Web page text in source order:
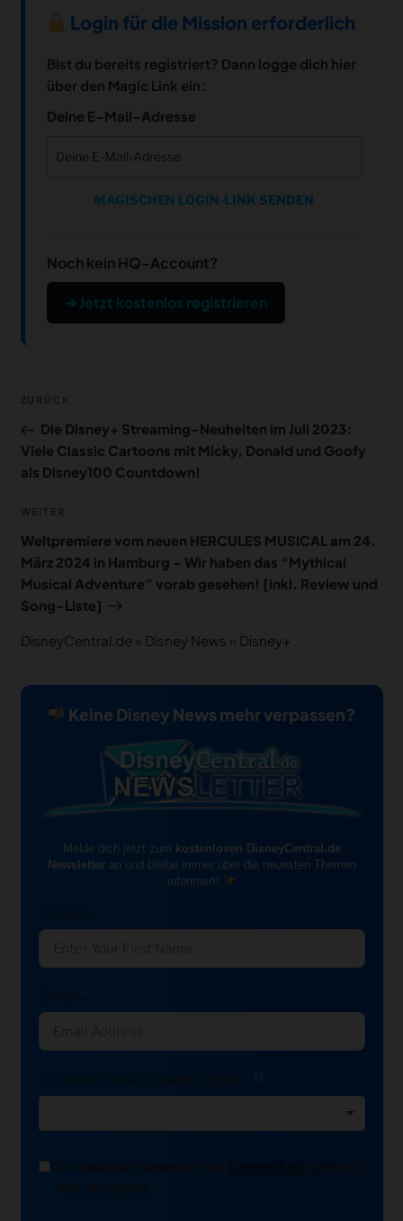
Login für die Mission erforderlich
Bist du bereits registriert? Dann logge dich hier
über den Magic Link ein:
Deine E-Mail-Adresse
MAGISCHEN LOGIN-LINK SENDEN
Noch kein HQ-Account?
➔ Jetzt kostenlos registrieren
Beitrag
Die Disney+ Streaming-Neuheiten im Juli 2023:
Viele Classic Cartoons mit Micky, Donald und Goofy
als Disney100 Countdown!
Beitrag
Weltpremiere vom neuen HERCULES MUSICAL am 24.
März 2024 in Hamburg – Wir haben das “Mythical
Musical Adventure” vorab gesehen! [inkl. Review und
Song-Liste]
DisneyCentral.de » Disney News » Disney+
Keine Disney News mehr verpassen?
Melde dich jetzt zum kostenlosen DisneyCentral.de
Newsletteran und bleibe immer über die neuesten Themen
informiert!
Datenschutz